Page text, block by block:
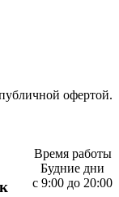
офертой.
Время работы
Будние дни
с 9:00 до 20:00